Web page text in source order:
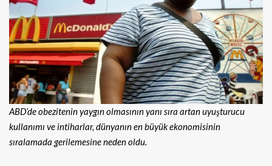
ABD’de obezitenin yaygın olmasının yanı sıra artan uyuşturucu
kullanımı ve intiharlar, dünyanın en büyük ekonomisinin
sıralamada gerilemesine neden oldu.